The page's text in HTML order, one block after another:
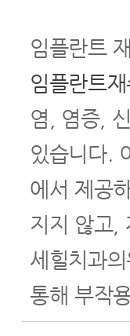
임플란트
임플란트
염, 염증,
있습니다.
에서 제공
지지 않고,
세힐치과
통해 부작